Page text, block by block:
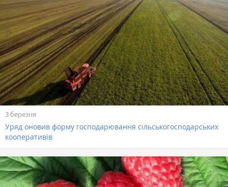
3 березня
Уряд оновив форму господарювання сільськогосподарських
кооперативів